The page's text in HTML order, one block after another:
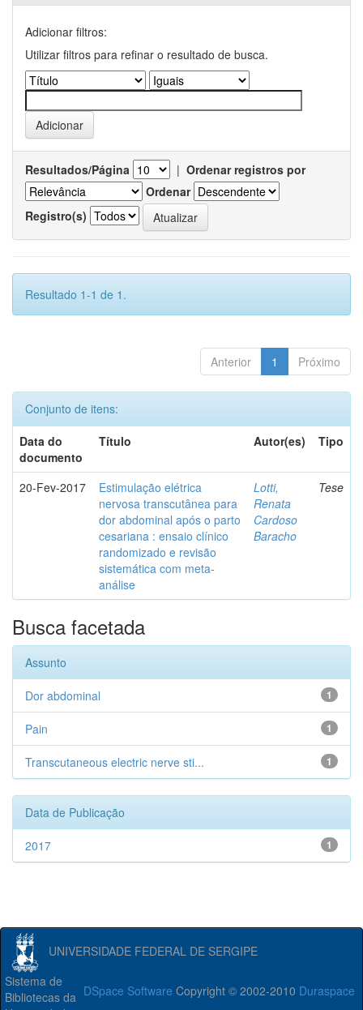
Adicionar filtros:
Utilizar filtros para refinar o resultado de busca.
Resultados/Página | Ordenar registros por
Ordenar
Registro(s)
Resultado 1-1 de 1.
Anterior 1 Próximo
Conjunto de itens:
Data do
documento
Título Autor(es) Tipo
20-Fev-2017
Estimulação elétrica
nervosa transcutânea para
dor abdominal após o parto
cesariana : ensaio clínico
randomizado e revisão
sistemática com meta-
análise
Lotti,
Renata
Cardoso
Baracho
Tese
Busca facetada
Assunto
1
Dor abdominal
1
Pain
1
Transcutaneous electric nerve sti...
Data de Publicação
1
2017
UNIVERSIDADE FEDERAL DE SERGIPE
DSpace Software Copyright © 2002-2010 Duraspace
Sistema de
Bibliotecas da